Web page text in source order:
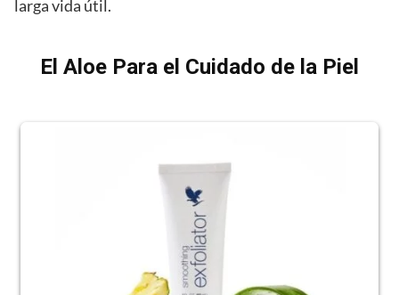
larga vida útil.
El Aloe Para el Cuidado de la Piel